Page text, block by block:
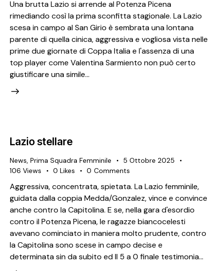
Una brutta Lazio si arrende al Potenza Picena
rimediando così la prima sconfitta stagionale. La Lazio
scesa in campo al San Girio è sembrata una lontana
parente di quella cinica, aggressiva e vogliosa vista nelle
prime due giornate di Coppa Italia e l'assenza di una
top player come Valentina Sarmiento non può certo
giustificare una simile…
Lazio stellare
News, Prima Squadra Femminile
5 Ottobre 2025
106 Views 0 Likes 0 Comments
Aggressiva, concentrata, spietata. La Lazio femminile,
guidata dalla coppia Medda/Gonzalez, vince e convince
anche contro la Capitolina. E se, nella gara d'esordio
contro il Potenza Picena, le ragazze biancocelesti
avevano cominciato in maniera molto prudente, contro
la Capitolina sono scese in campo decise e
determinata sin da subito ed Il 5 a 0 finale testimonia…